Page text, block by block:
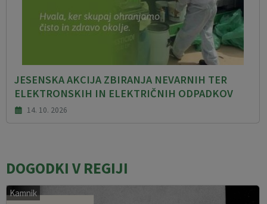
JESENSKA AKCIJA ZBIRANJA NEVARNIH TER
ELEKTRONSKIH IN ELEKTRIČNIH ODPADKOV
14. 10. 2026
DOGODKI V REGIJI
Kamnik